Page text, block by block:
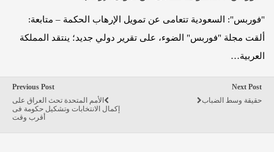
"فوربس": السعودية تتعامى عن تمويل الإرهاب الحكمة – متابعة:
ألقت مجلة "فوربس" الضوء، على تقرير دولي جديد؛ ينتقد المملكة
العربية…
Previous Post
الأمم المتحدة تحث العراق على
إكمال الانتخابات وتشكيل حكومة فى
أقرب وقت
Next Post
حقيقة وسط الضباب